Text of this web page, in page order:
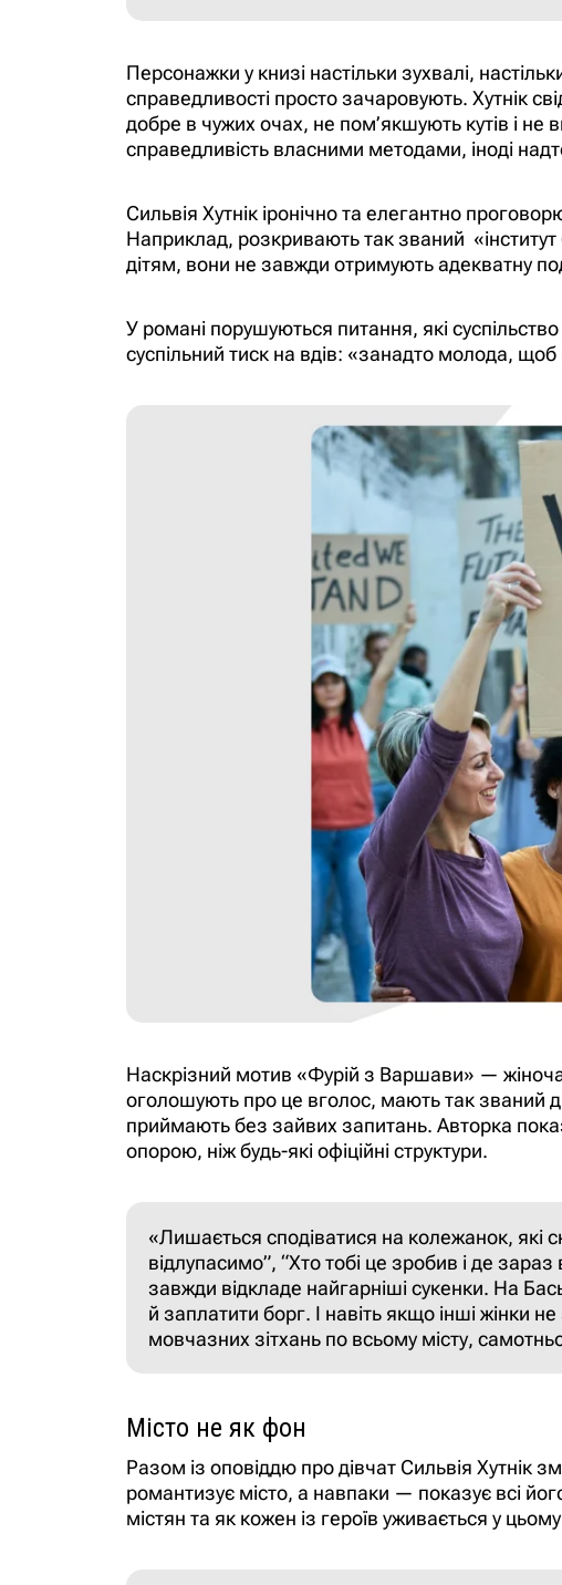
Персонажки у книзі настільки зухвалі,
справедливості просто зачаровують. Хутнік
добре в чужих очах, не пом’якшують кутів і
справедливість власними методами, іноді
Сильвія Хутнік іронічно та елегантно
Наприклад, розкривають так званий «інститут
дітям, вони не завжди отримують адекватну
У романі порушуються питання, які
суспільний тиск на вдів: «занадто молода,
Наскрізний мотив «Фурій з Варшави» —
оголошують про це вголос, мають так званий
приймають без зайвих запитань. Авторка
опорою, ніж будь-які офіційні структури.
«Лишається сподіватися на колежанок, які
відлупасимо”, “Хто тобі це зробив і де
завжди відкладе найгарніші сукенки. На
й заплатити борг. І навіть якщо інші жінки
мовчазних зітхань по всьому місту,
Місто не як фон
Разом із оповіддю про дівчат Сильвія Хутнік
романтизує місто, а навпаки — показує всі
містян та як кожен із героїв уживається у